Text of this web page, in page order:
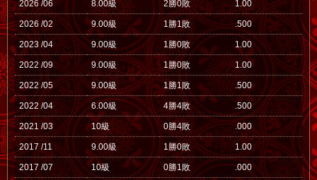
2026 /06
8.00級 2勝0敗 1.00
2026 /02 9.00級 1勝1敗 .500
2023 /04 9.00級 1勝0敗 1.00
2022 /09 9.00級 1勝0敗 1.00
2022 /05 9.00級 1勝1敗 .500
2022 /04 6.00級 4勝4敗 .500
2021 /03 10級 0勝4敗 .000
2017 /11 9.00級 1勝0敗 1.00
2017 /07 10級 0勝1敗 .000